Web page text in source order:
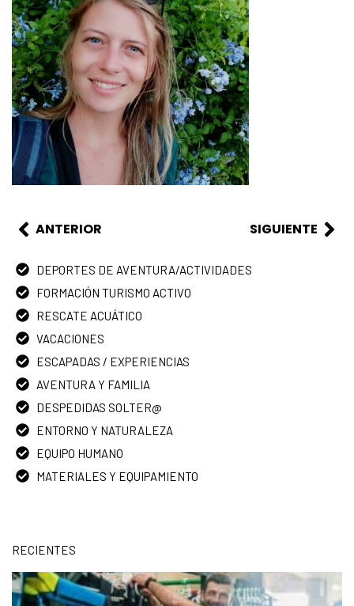
ANTERIOR SIGUIENTE
DEPORTES DE AVENTURA/ACTIVIDADES
FORMACIÓN TURISMO ACTIVO
RESCATE ACUÁTICO
VACACIONES
ESCAPADAS / EXPERIENCIAS
AVENTURA Y FAMILIA
DESPEDIDAS SOLTER@
ENTORNO Y NATURALEZA
EQUIPO HUMANO
MATERIALES Y EQUIPAMIENTO
RECIENTES